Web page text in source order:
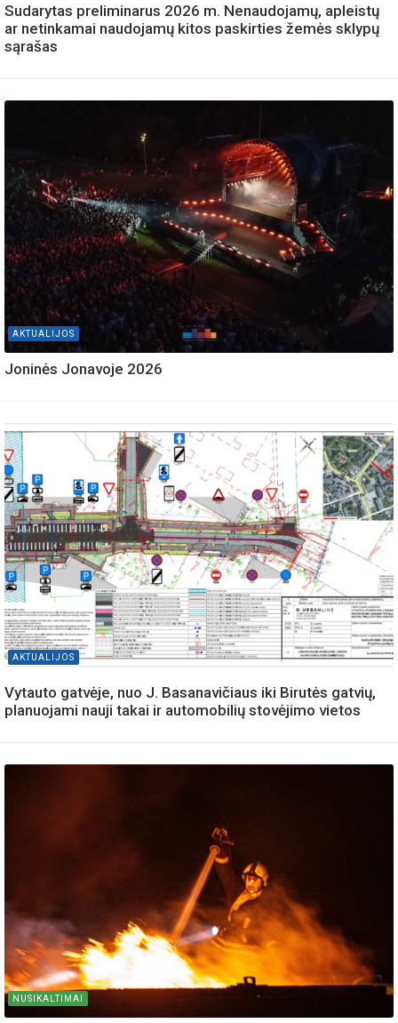
Sudarytas preliminarus 2026 m. Nenaudojamų, apleistų
ar netinkamai naudojamų kitos paskirties žemės sklypų
sąrašas
AKTUALIJOS
Joninės Jonavoje 2026
AKTUALIJOS
Vytauto gatvėje, nuo J. Basanavičiaus iki Birutės gatvių,
planuojami nauji takai ir automobilių stovėjimo vietos
NUSIKALTIMAI